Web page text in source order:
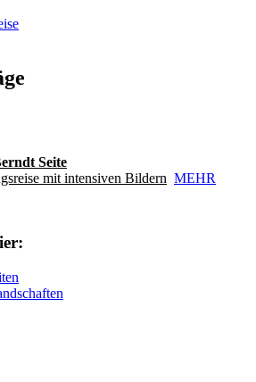
Seite
mit intensiven Bildern MEHR